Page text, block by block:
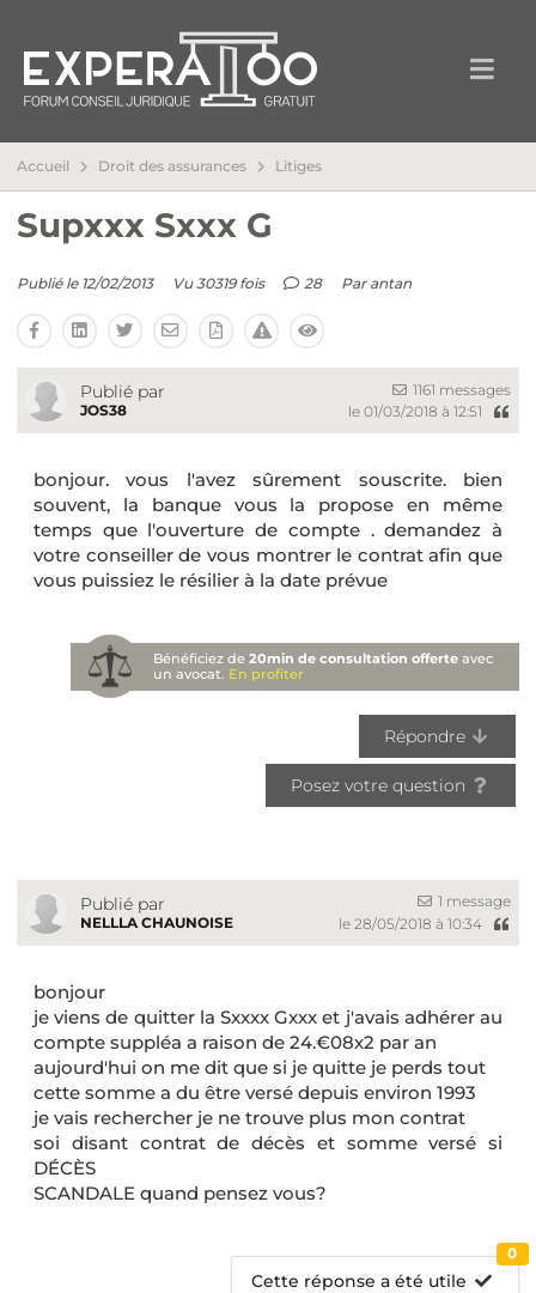
Accueil Droit des assurances Litiges
Supxxx Sxxx G
Publié le 12/02/2013 Vu 30319 fois 28 Par antan
Publié par
JOS38
1161 messages
le 01/03/2018 à 12:51
bonjour. vous l'avez sûrement souscrite. bien
souvent, la banque vous la propose en même
temps que l'ouverture de compte . demandez à
votre conseiller de vous montrer le contrat afin que
vous puissiez le résilier à la date prévue
Bénéficiez de20min de consultation offerte avec
un avocat. En profiter
Répondre
Posez votre question
Publié par
NELLLA CHAUNOISE
1 message
le 28/05/2018 à 10:34
bonjour
je viens de quitter la Sxxxx Gxxx et j'avais adhérer au
compte suppléa a raison de 24.€08x2 par an
aujourd'hui on me dit que si je quitte je perds tout
cette somme a du être versé depuis environ 1993
je vais rechercher je ne trouve plus mon contrat
soi disant contrat de décès et somme versé si
DÉCÈS
SCANDALE quand pensez vous?
Cette réponse a été utile
0